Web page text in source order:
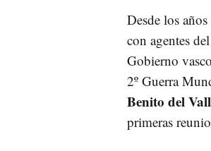
Desde los
con agentes
Gobierno
2º Guerra
Benito del
primeras